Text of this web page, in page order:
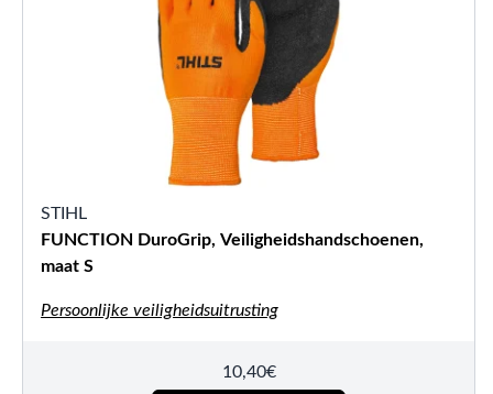
STIHL
FUNCTION DuroGrip, Veiligheidshandschoenen,
maat S
Persoonlijke veiligheidsuitrusting
10,40€